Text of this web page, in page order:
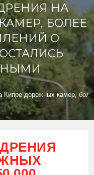
НА
БОЛЕЕ
О
Кипре дорожных камер,